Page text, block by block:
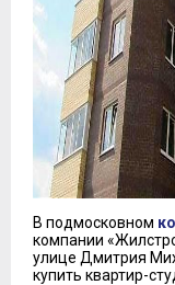
В подмосковном
компании
улице Дмитрия
купить квартир-